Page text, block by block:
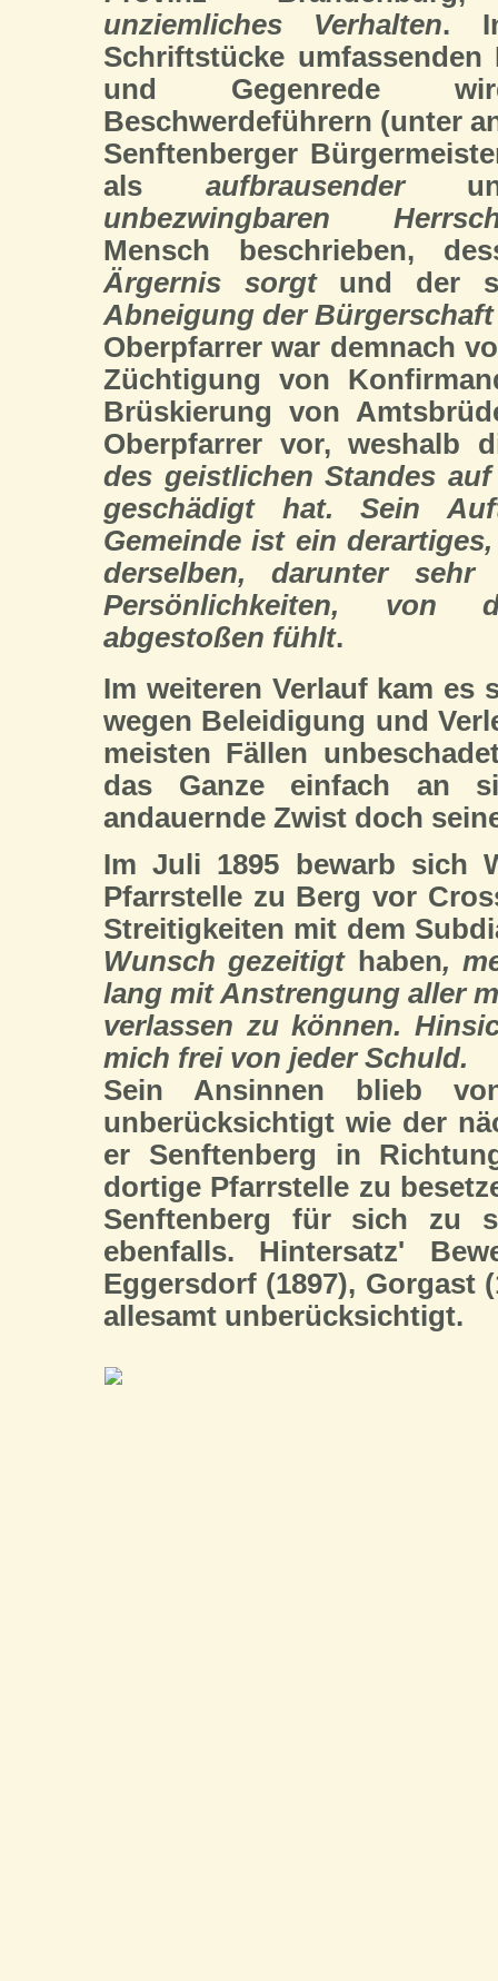
unziemliches Verhalten.
Schriftstücke
und Gegenrede
Beschwerdeführern (unter
Senftenberger
als aufbrausender
unbezwingbaren
Mensch beschrieben,
Ärgernis sorgtund der
Abneigung der
Oberpfarrer war demnach
Züchtigung von
Brüskierung von
Oberpfarrer vor, weshalb
des geistlichen Standes
geschädigt hat. Sein
Gemeinde ist ein
derselben, darunter sehr
Persönlichkeiten,
abgestoßen fühlt.
Im weiteren Verlauf kam es
wegen Beleidigung und
meisten Fällen
das Ganze einfach an
andauernde Zwist doch
Im Juli 1895 bewarb sich
Pfarrstelle zu Berg vor
Streitigkeiten mit dem
Wunsch gezeitigthaben,
lang mit Anstrengung aller
verlassen zu können.
mich frei von jeder Schuld.
Sein Ansinnen blieb
unberücksichtigt wie der
er Senftenberg in
dortige Pfarrstelle zu
Senftenberg für sich zu
ebenfalls. Hintersatz'
Eggersdorf (1897), Gorgast
allesamt unberücksichtigt.